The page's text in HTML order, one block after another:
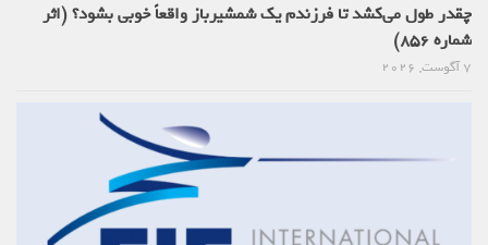
چقدر طول می‌کشد تا فرزندم یک شمشیرباز واقعاً خوبی بشود؟ (اثر
شماره 856)